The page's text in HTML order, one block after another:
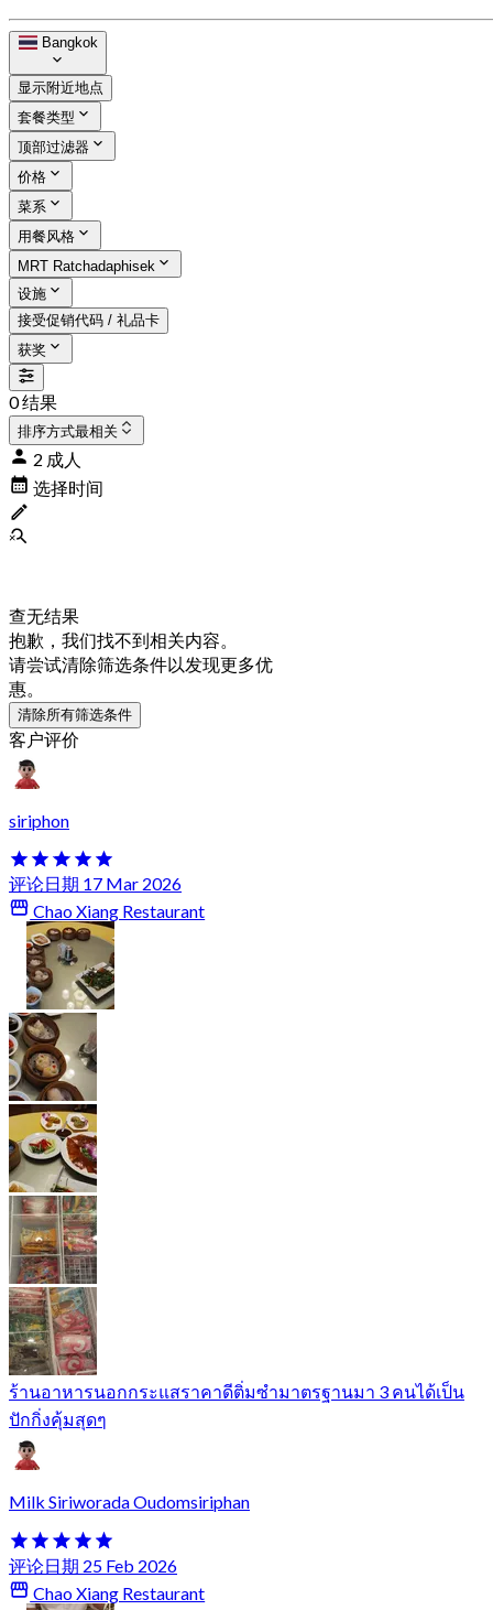
Bangkok
显示附近地点
套餐类型
顶部过滤器
价格
菜系
用餐风格
MRT Ratchadaphisek
设施
接受促销代码 / 礼品卡
获奖
0 结果
排序方式最相关
2 成人
选择时间
查无结果
抱歉，我们找不到相关内容。
请尝试清除筛选条件以发现更多优
惠。
清除所有筛选条件
客户评价
siriphon
评论日期 17 Mar 2026
Chao Xiang Restaurant
ร้านอาหารนอกกระแสราคาดีติ่มซำมาตรฐานมา 3 คนได้เป็น
ปักกิ่งคุ้มสุดๆ
Milk Siriworada Oudomsiriphan
评论日期 25 Feb 2026
Chao Xiang Restaurant